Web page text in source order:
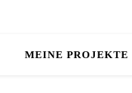
MEINE PROJEKTE